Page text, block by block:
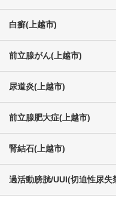
白癬(上越市)
前立腺がん(上越市)
尿道炎(上越市)
前立腺肥大症(上越市)
腎結石(上越市)
過活動膀胱/UUI(切迫性尿失